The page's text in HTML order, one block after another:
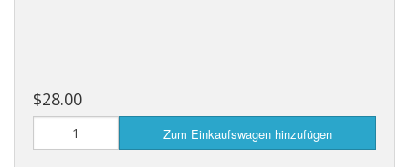
$28.00
Zum Einkaufswagen hinzufügen